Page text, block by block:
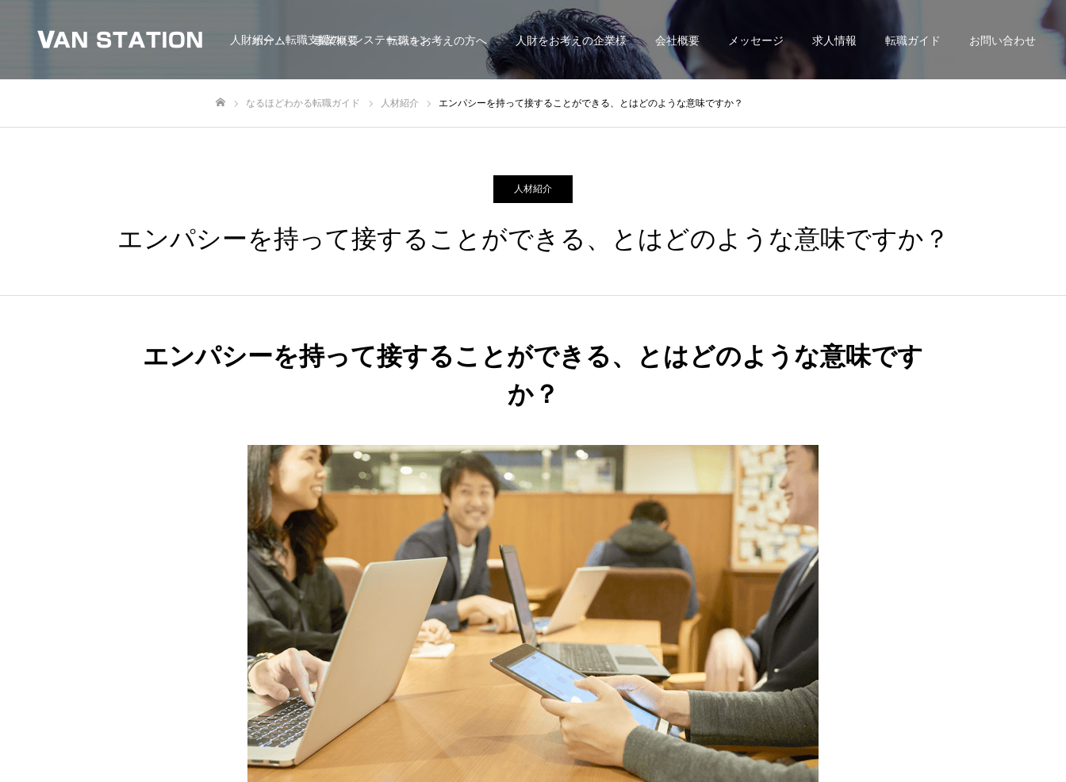
人財紹介・転職支援のバンステーション
ホーム 事業概要 転職をお考えの方へ 人財をお考えの企業様 会社概要 メッセージ 求人情報 転職ガイド お問い合わせ
なるほどわかる転職ガイド 人材紹介 エンパシーを持って接することができる、とはどのような意味ですか？
人材紹介
エンパシーを持って接することができる、とはどのような意味ですか？
エンパシーを持って接することができる、とはどのような意味です
か？